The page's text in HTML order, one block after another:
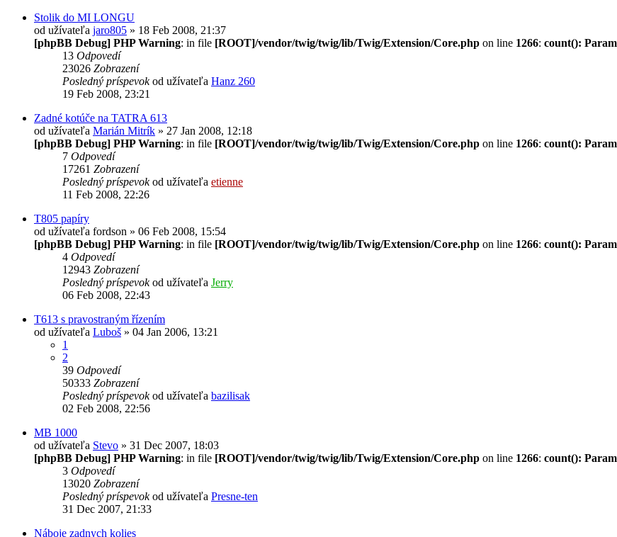
Stolik do MI LONGU
od užívateľa jaro805 » 18 Feb 2008, 21:37
[phpBB Debug] PHP Warning: in file [ROOT]/vendor/twig/twig/lib/Twig/Extension/Core.php on line 1266: count():
13 Odpovedí
23026 Zobrazení
Posledný príspevokod užívateľa Hanz 260
19 Feb 2008, 23:21
Zadné kotúče na TATRA 613
od užívateľa Marián Mitrík » 27 Jan 2008, 12:18
[phpBB Debug] PHP Warning: in file [ROOT]/vendor/twig/twig/lib/Twig/Extension/Core.php on line 1266: count():
7 Odpovedí
17261 Zobrazení
Posledný príspevokod užívateľa etienne
11 Feb 2008, 22:26
T805 papíry
od užívateľa fordson » 06 Feb 2008, 15:54
[phpBB Debug] PHP Warning: in file [ROOT]/vendor/twig/twig/lib/Twig/Extension/Core.php on line 1266: count():
4 Odpovedí
12943 Zobrazení
Posledný príspevokod užívateľa Jerry
06 Feb 2008, 22:43
T613 s pravostraným řízením
od užívateľa Luboš » 04 Jan 2006, 13:21
1
2
39 Odpovedí
50333 Zobrazení
Posledný príspevokod užívateľa bazilisak
02 Feb 2008, 22:56
MB 1000
od užívateľa Stevo » 31 Dec 2007, 18:03
[phpBB Debug] PHP Warning: in file [ROOT]/vendor/twig/twig/lib/Twig/Extension/Core.php on line 1266: count():
3 Odpovedí
13020 Zobrazení
Posledný príspevokod užívateľa Presne-ten
31 Dec 2007, 21:33
Náboje zadnych kolies